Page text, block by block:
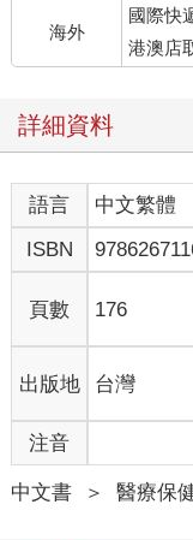
的錯誤動作」等，清
海外
國際快
港澳店
詳細資料
語言 中文繁體
ISBN
頁數 176
出版地 台灣
注音
中文書 ＞ 醫療保